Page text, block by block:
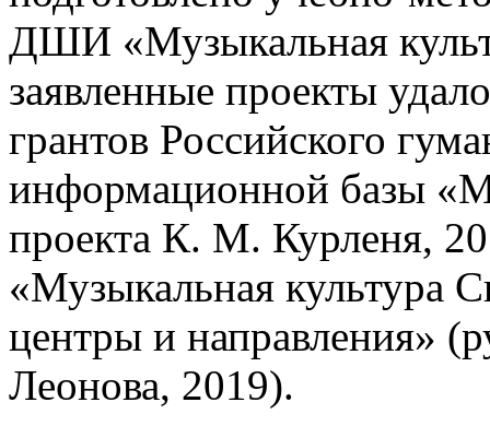
ДШИ «Музыкальная
заявленные проекты
грантов Российского
информационной базы
проекта К. М. Курленя,
«Музыкальная культура
центры и направления»
Леонова, 2019).